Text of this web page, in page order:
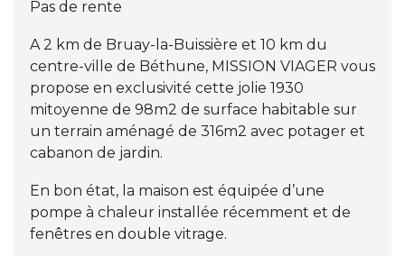
Pas de rente
A 2 km de Bruay-la-Buissière et 10 km du
centre-ville de Béthune, MISSION VIAGER vous
propose en exclusivité cette jolie 1930
mitoyenne de 98m2 de surface habitable sur
un terrain aménagé de 316m2 avec potager et
cabanon de jardin.
En bon état, la maison est équipée d’une
pompe à chaleur installée récemment et de
fenêtres en double vitrage.